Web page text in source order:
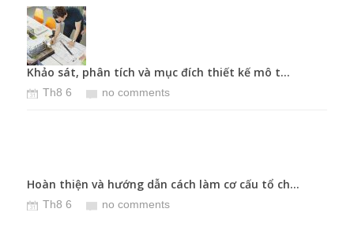
Khảo sát, phân tích và mục đích thiết kế mô t...
Th8 6 no comments
Hoàn thiện và hướng dẫn cách làm cơ cấu tổ ch...
Th8 6 no comments